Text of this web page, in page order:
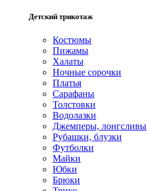
Детский трикотаж
Костюмы
Пижамы
Халаты
Ночные сорочки
Платья
Сарафаны
Толстовки
Водолазки
Джемперы, лонгсливы
Рубашки, блузки
Футболки
Майки
Юбки
Брюки